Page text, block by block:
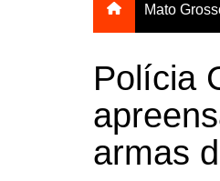
Mato
Polícia
armas